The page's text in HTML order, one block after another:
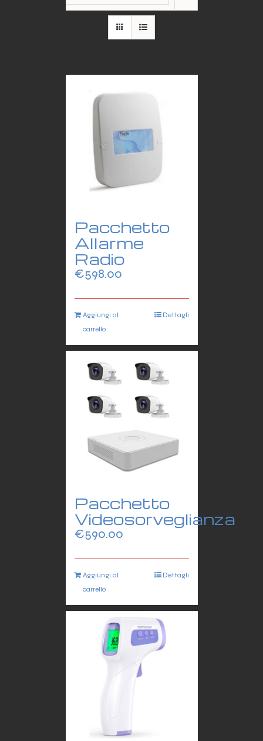
Pacchetto
Allarme
Radio
€598.00
Aggiungi al
carrello
Dettagli
Pacchetto
Videosorveglianza
€590.00
Aggiungi al
carrello
Dettagli